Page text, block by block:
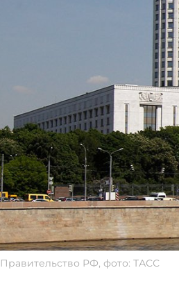
Правительство РФ, фото: ТАСС